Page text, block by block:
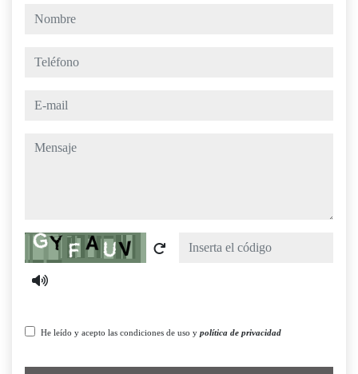
nombre
teléfono
e-mail
mensaje
Captcha
He leído y acepto las condiciones de uso y política de privacidad